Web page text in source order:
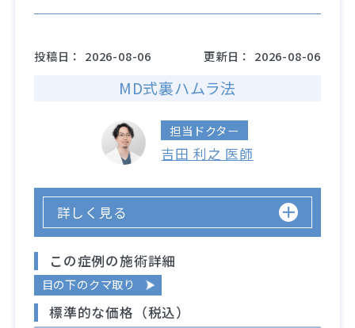
投稿日： 2026-08-06 更新日： 2026-08-06
MD式裏ハムラ法
担当ドクター
吉田 利之 医師
詳しく見る
この症例の施術詳細
目の下のクマ取り
標準的な価格（税込）